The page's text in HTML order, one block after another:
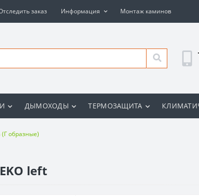
заказ Информация Монтаж каминов
ДЫМОХОДЫ ТЕРМОЗАЩИТА
(Г образные)
left